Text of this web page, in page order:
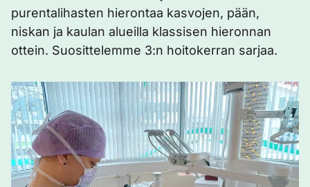
purentalihasten hierontaa kasvojen, pään,
niskan ja kaulan alueilla klassisen hieronnan
ottein. Suosittelemme 3:n hoitokerran sarjaa.